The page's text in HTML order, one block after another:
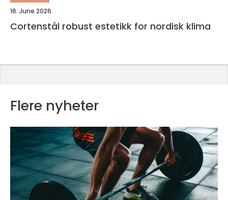
16. June 2026
Cortenstål robust estetikk for nordisk klima
Flere nyheter